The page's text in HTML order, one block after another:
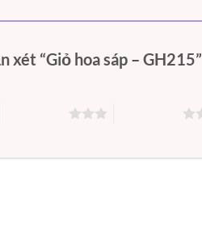
xét “Giỏ hoa sáp – GH215”